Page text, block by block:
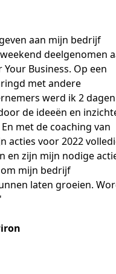
aan mijn bedrijf
deelgenomen
Business. Op een
met andere
werd ik 2 dagen
de ideeën en
met de coaching van
acties voor 2022
en zijn mijn nodige
mijn bedrijf
laten groeien.